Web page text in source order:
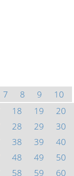
7 8 9
10
18 19
20
28 29
30
38 39
40
48 49
50
58 59
60